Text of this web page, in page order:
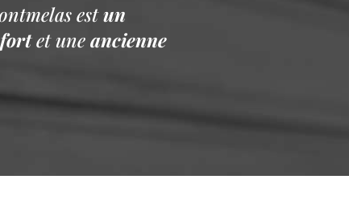
est un
et une ancienne